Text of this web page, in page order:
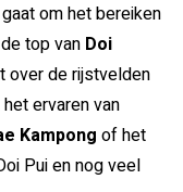
om het bereiken
top van Doi
over de rijstvelden
het ervaren van
Kampong of het
Pui en nog veel